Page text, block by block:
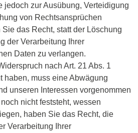
jedoch zur Ausübung, Verteidigung
von Rechtsansprüchen
das Recht, statt der Löschung
der Verarbeitung Ihrer
Daten zu verlangen.
nach Art. 21 Abs. 1
haben, muss eine Abwägung
unseren Interessen vorgenommen
nicht feststeht, wessen
haben Sie das Recht, die
Verarbeitung Ihrer